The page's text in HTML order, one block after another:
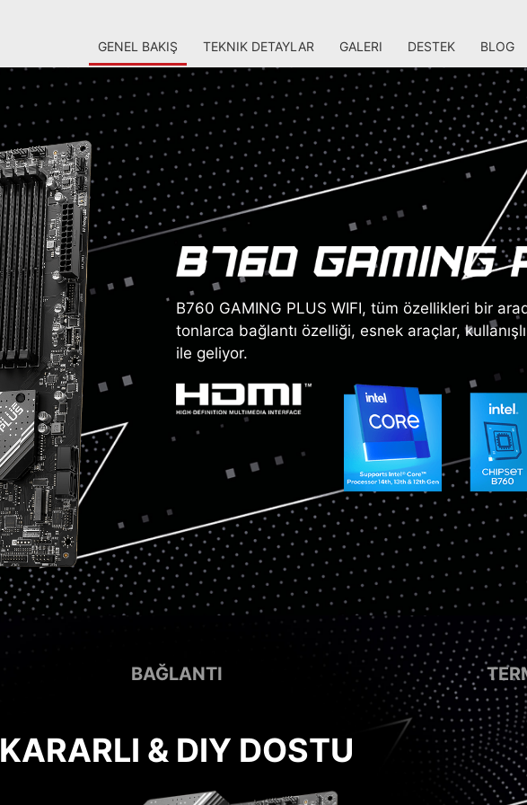
GENEL BAKIŞ TEKNIK DETAYLAR GALERI DESTEK BLOG
B760 GAMING PLUS WIFI, tüm özellikleri bir
tonlarca bağlantı özelliği, esnek araçlar,
ile geliyor.
BAĞLANTI
KARARLI & DIY DOSTU